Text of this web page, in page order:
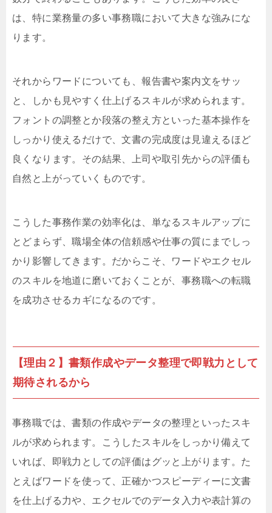
は、特に業務量の多い事務職において大きな強みにな
ります。
それからワードについても、報告書や案内文をサッ
と、しかも見やすく仕上げるスキルが求められます。
フォントの調整とか段落の整え方といった基本操作を
しっかり使えるだけで、文書の完成度は見違えるほど
良くなります。その結果、上司や取引先からの評価も
自然と上がっていくものです。
こうした事務作業の効率化は、単なるスキルアップに
とどまらず、職場全体の信頼感や仕事の質にまでしっ
かり影響してきます。だからこそ、ワードやエクセル
のスキルを地道に磨いておくことが、事務職への転職
を成功させるカギになるのです。
【理由２】書類作成やデータ整理で即戦力として
期待されるから
事務職では、書類の作成やデータの整理といったスキ
ルが求められます。こうしたスキルをしっかり備えて
いれば、即戦力としての評価はグッと上がります。た
とえばワードを使って、正確かつスピーディーに文書
を仕上げる力や、エクセルでのデータ入力や表計算の